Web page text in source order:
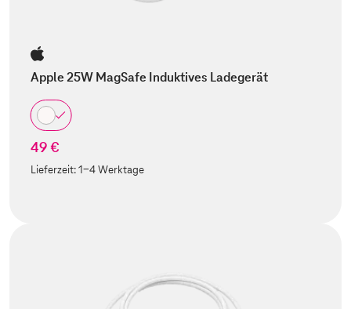
Apple 25W MagSafe Induktives Ladegerät
49 €
Lieferzeit:1-4 Werktage